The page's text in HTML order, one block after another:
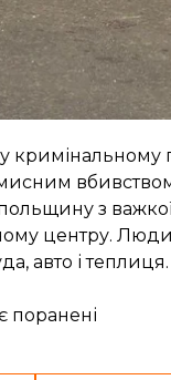
кримінальному
з
центру.
авто і теплиця.
поранені